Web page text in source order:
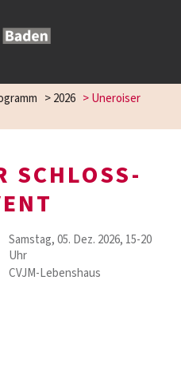
>2026 >Uneroiser
SCHLOSS-
Samstag, 05. Dez. 2026, 15-20
Uhr
CVJM-Lebenshaus